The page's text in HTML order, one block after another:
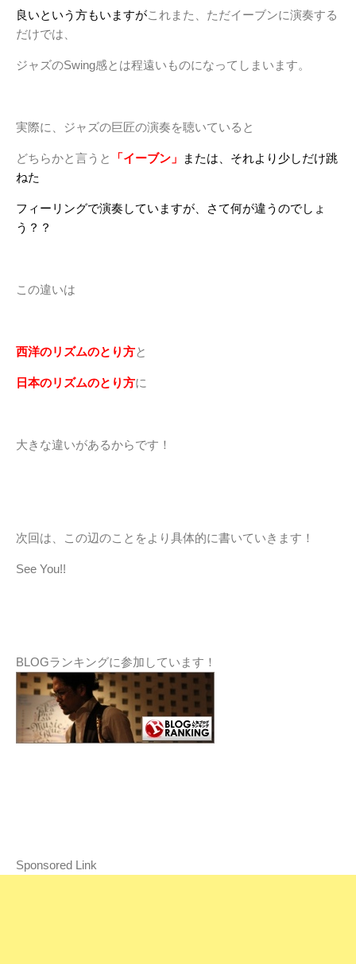
良いという方もいますがこれまた、ただイーブンに演奏する
だけでは、
ジャズのSwing感とは程遠いものになってしまいます。
実際に、ジャズの巨匠の演奏を聴いていると
どちらかと言うと 「イーブン」
または、それより少しだけ跳
ねた
フィーリングで演奏していますが、さて何が違うのでしょ
う？？
この違いは
西洋のリズムのとり方と
日本のリズムのとり方に
大きな違いがあるからです！
次回は、この辺のことをより具体的に書いていきます！
See You!!
BLOGランキングに参加しています！
Sponsored Link